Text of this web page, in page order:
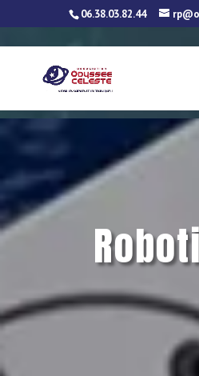
06.38.03.82.44
Email
LinkedIn
WhatsApp